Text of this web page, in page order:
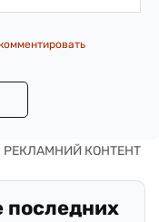
последних